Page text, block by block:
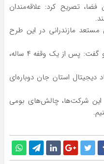
فضا، تصریح کرد: علاقه‌مندان
تاکنون ۳۱ درصد از دانش‌آموزان مستعد مازندرانی در این طرح
اعزی در بخش دیگری از این گفتگو، به دستاورد مهم دیگری در حوزه زیرساختی اشاره کرد و گفت: پس از یک وقفه ۴ ساله،
استان جان دوباره‌ای
این شرکت‌ها، چالش‌های بومی